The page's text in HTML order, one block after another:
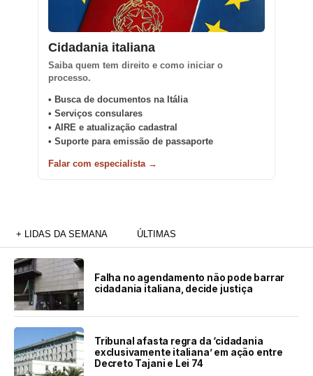
Cidadania italiana
Saiba quem tem direito e como iniciar o
processo.
• Busca de documentos na Itália
• Serviços consulares
• AIRE e atualização cadastral
• Suporte para emissão de passaporte
Falar com especialista →
+ LIDAS DA SEMANA ÚLTIMAS
Falha no agendamento não pode barrar
cidadania italiana, decide justiça
Tribunal afasta regra da ‘cidadania
exclusivamente italiana’ em ação entre
Decreto Tajani e Lei 74